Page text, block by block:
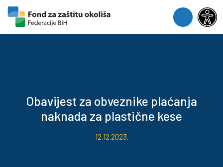
Skip to content
Skip to footer
Menu
Obavijest za obveznike plaćanja
naknada za plastične kese
12.12.2023.